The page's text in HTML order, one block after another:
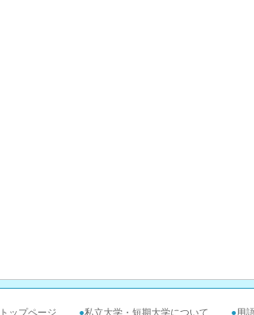
トップページ ●私立大学・短期大学について ●用